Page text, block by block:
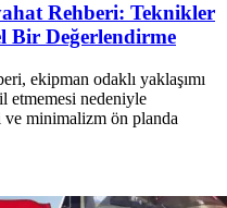
Rehberi: Teknikler
Bir Değerlendirme
ekipman odaklı yaklaşımı
etmemesi nedeniyle
minimalizm ön planda